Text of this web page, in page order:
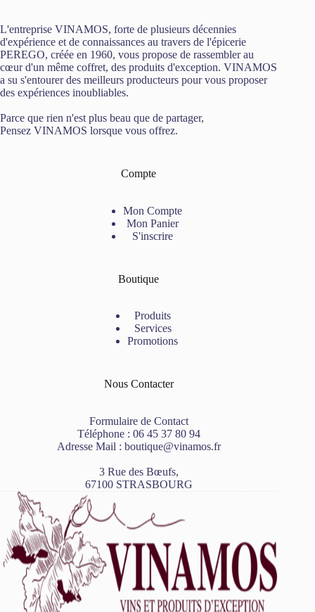
L'entreprise VINAMOS, forte de plusieurs décennies
d'expérience et de connaissances au travers de l'épicerie
PEREGO, créée en 1960, vous propose de rassembler au
cœur d'un même coffret, des produits d'exception. VINAMOS
a su s'entourer des meilleurs producteurs pour vous proposer
des expériences inoubliables.
Parce que rien n'est plus beau que de partager,
Pensez VINAMOS lorsque vous offrez.
Compte
Mon Compte
Mon Panier
S'inscrire
Boutique
Produits
Services
Promotions
Nous Contacter
Formulaire de Contact
Téléphone : 06 45 37 80 94
Adresse Mail : boutique@vinamos.fr
3 Rue des Bœufs,
67100 STRASBOURG